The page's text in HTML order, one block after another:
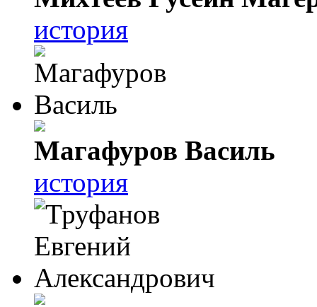
история
Магафуров Василь
история